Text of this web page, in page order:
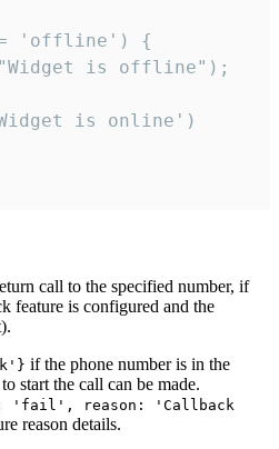
'offline') {
is offline");
is online')
call to the specified number, if
feature is configured and the
if the phone number is in the
start the call can be made.
'fail', reason: 'Callback
reason details.